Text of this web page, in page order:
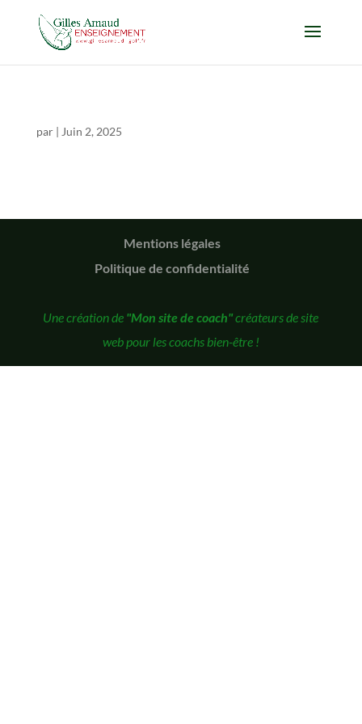
par | Juin 2, 2025
Mentions légales
Politique de confidentialité
Une création de "Mon site de coach"créateurs de site
web pour les coachs bien-être !